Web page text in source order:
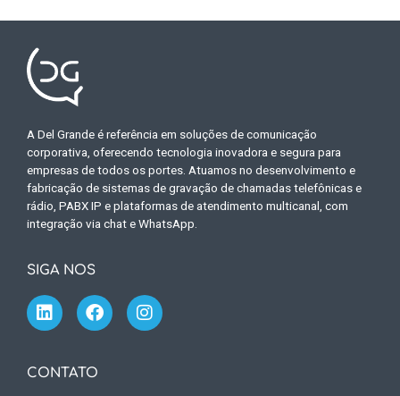
A Del Grande é referência em soluções de comunicação
corporativa, oferecendo tecnologia inovadora e segura para
empresas de todos os portes. Atuamos no desenvolvimento e
fabricação de sistemas de gravação de chamadas telefônicas e
rádio, PABX IP e plataformas de atendimento multicanal, com
integração via chat e WhatsApp.
SIGA NOS
CONTATO